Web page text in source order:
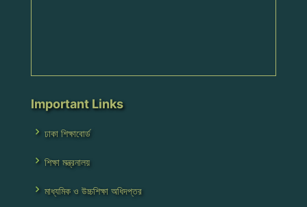
Important Links
ঢাকা শিক্ষাবোর্ড
শিক্ষা মন্ত্রনালয়
মাধ্যমিক ও উচ্চশিক্ষা অধিদপ্তর